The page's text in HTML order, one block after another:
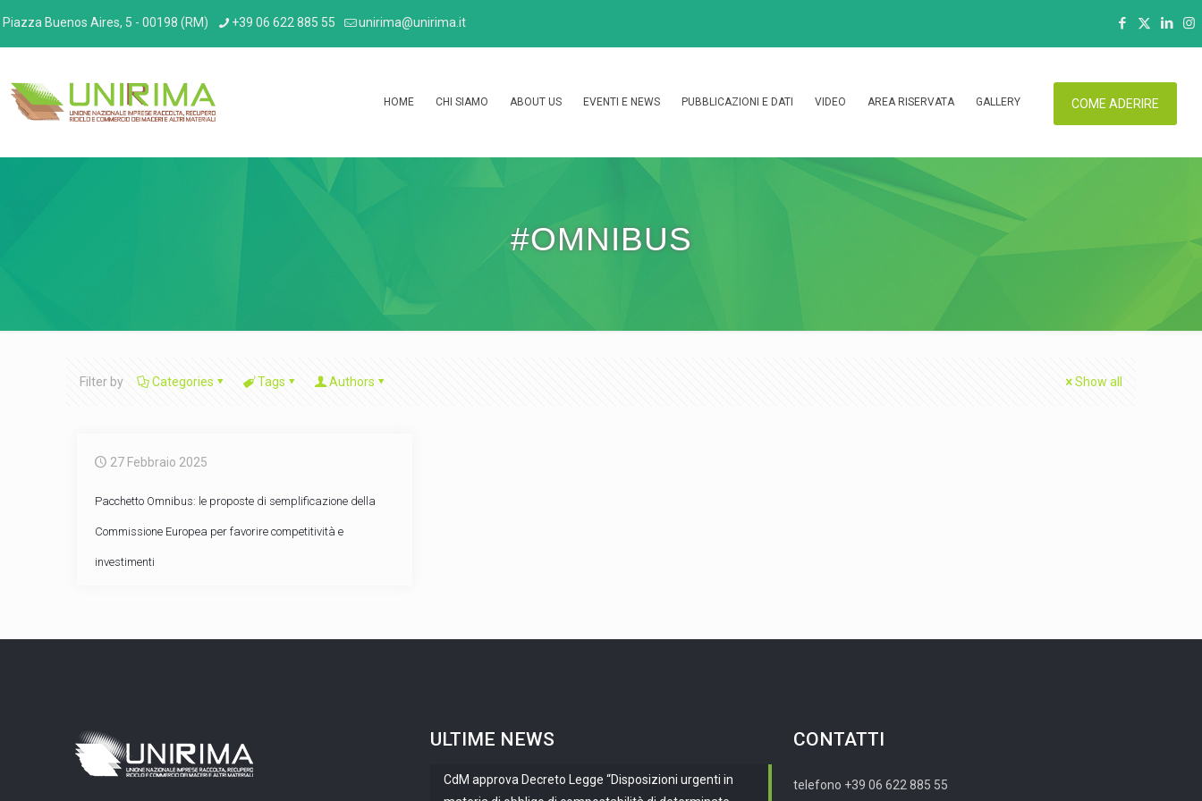
Piazza Buenos Aires, 5 - 00198 (RM) +39 06 622 885 55 unirima@unirima.it
HOME CHI SIAMO ABOUT US EVENTI E NEWS PUBBLICAZIONI E DATI VIDEO AREA RISERVATA GALLERY COME ADERIRE
#OMNIBUS
Filter by Categories Tags Authors Show all
27 Febbraio 2025
Pacchetto Omnibus: le proposte di semplificazione della
Commissione Europea per favorire competitività e
investimenti
ULTIME NEWS
CdM approva Decreto Legge “Disposizioni urgenti in
CONTATTI
telefono +39 06 622 885 55